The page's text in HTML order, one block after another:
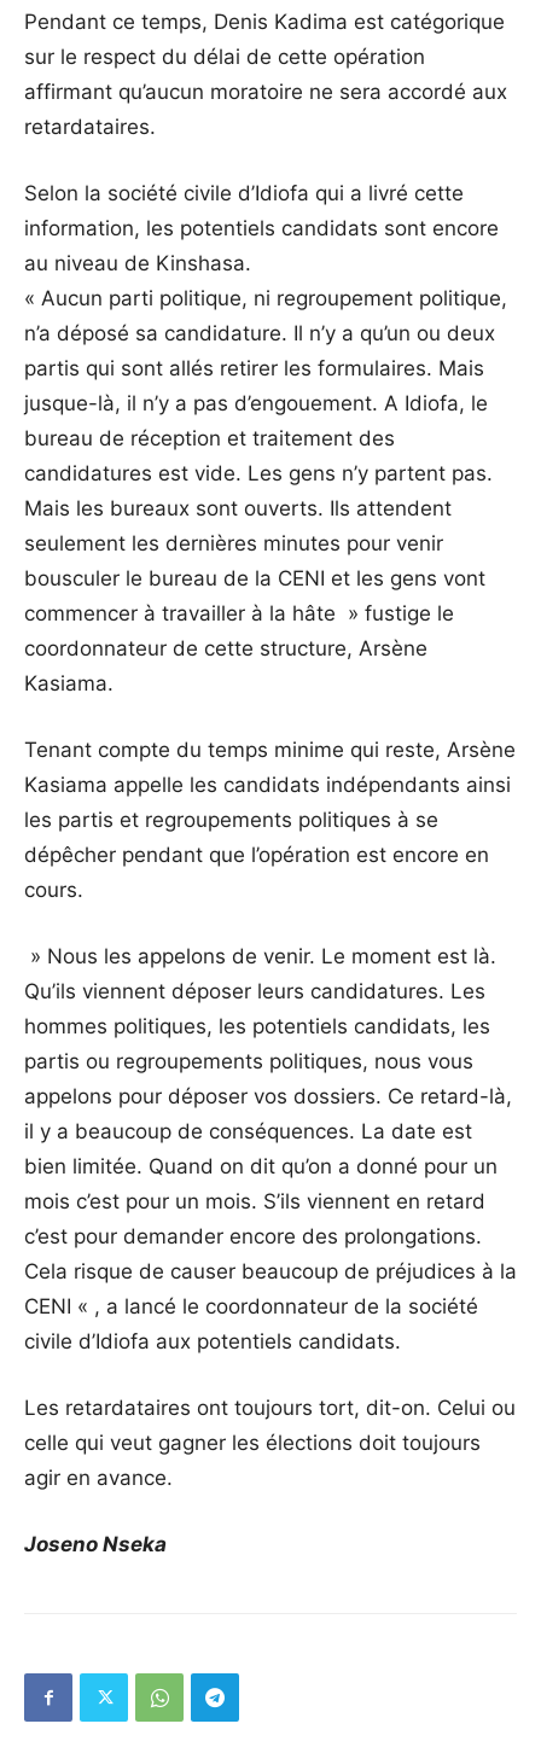
Pendant ce temps, Denis Kadima est catégorique
sur le respect du délai de cette opération
affirmant qu’aucun moratoire ne sera accordé aux
retardataires.
Selon la société civile d’Idiofa qui a livré cette
information, les potentiels candidats sont encore
au niveau de Kinshasa.
« Aucun parti politique, ni regroupement politique,
n’a déposé sa candidature. Il n’y a qu’un ou deux
partis qui sont allés retirer les formulaires. Mais
jusque-là, il n’y a pas d’engouement. A Idiofa, le
bureau de réception et traitement des
candidatures est vide. Les gens n’y partent pas.
Mais les bureaux sont ouverts. Ils attendent
seulement les dernières minutes pour venir
bousculer le bureau de la CENI et les gens vont
commencer à travailler à la hâte » fustige le
coordonnateur de cette structure, Arsène
Kasiama.
Tenant compte du temps minime qui reste, Arsène
Kasiama appelle les candidats indépendants ainsi
les partis et regroupements politiques à se
dépêcher pendant que l’opération est encore en
cours.
» Nous les appelons de venir. Le moment est là.
Qu’ils viennent déposer leurs candidatures. Les
hommes politiques, les potentiels candidats, les
partis ou regroupements politiques, nous vous
appelons pour déposer vos dossiers. Ce retard-là,
il y a beaucoup de conséquences. La date est
bien limitée. Quand on dit qu’on a donné pour un
mois c’est pour un mois. S’ils viennent en retard
c’est pour demander encore des prolongations.
Cela risque de causer beaucoup de préjudices à la
CENI « , a lancé le coordonnateur de la société
civile d’Idiofa aux potentiels candidats.
Les retardataires ont toujours tort, dit-on. Celui ou
celle qui veut gagner les élections doit toujours
agir en avance.
Joseno Nseka